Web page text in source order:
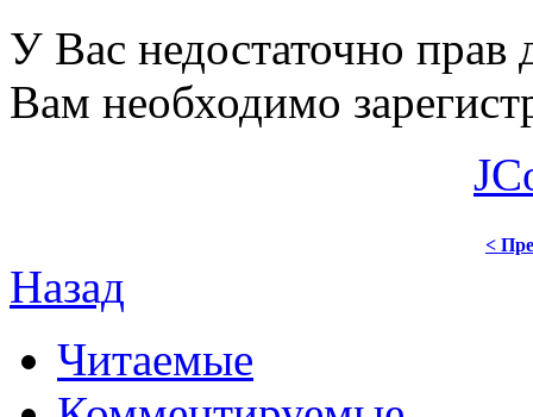
У Вас недостаточно прав
Вам необходимо
<
Назад
Читаемые